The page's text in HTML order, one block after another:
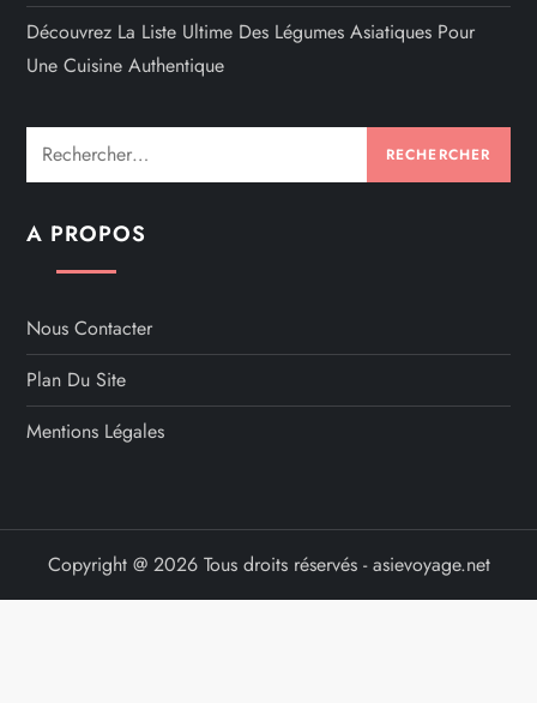
Découvrez La Liste Ultime Des Légumes Asiatiques Pour
Une Cuisine Authentique
Rechercher :
A PROPOS
Nous Contacter
Plan Du Site
Mentions Légales
Copyright @ 2026 Tous droits réservés - asievoyage.net